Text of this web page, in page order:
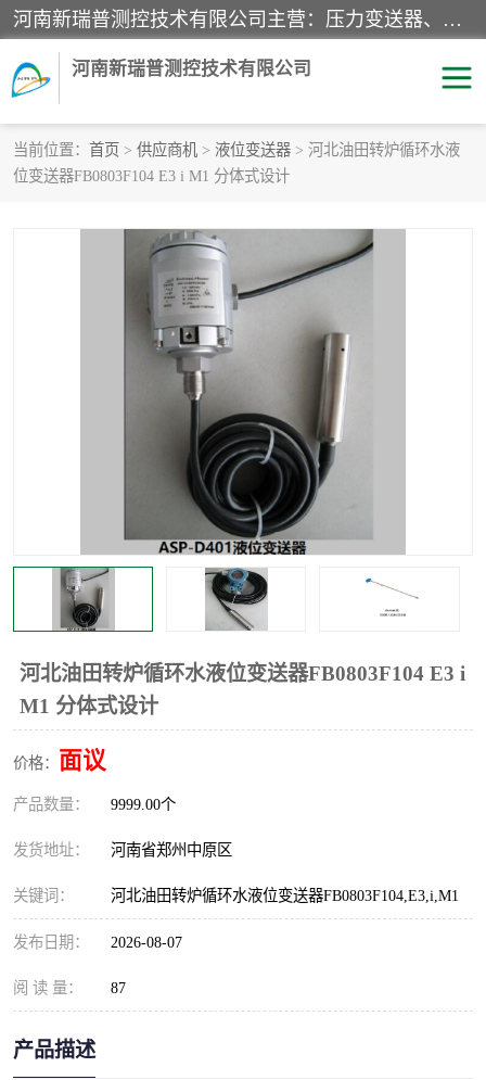
河南新瑞普测控技术有限公司主营：压力变送器、液位变送器、差压变送器、雷达料位计、电容物位计、温度显示控制仪表、电量变送器、流量计、工业自动化系统成套设备。
河南新瑞普测控技术有限公司
当前位置： 首页 > 供应商机 > 液位变送器 > 河北油田转炉循环水液
位变送器FB0803F104 E3 i M1 分体式设计
河北油田转炉循环水液位变送器FB0803F104 E3 i
M1 分体式设计
价格： 面议
产品数量： 9999.00个
发货地址： 河南省郑州中原区
关键词： 河北油田转炉循环水液位变送器FB0803F104,E3,i,M1
发布日期： 2026-08-07
阅 读 量： 87
产品描述
霍尼韦尔压力变送器 CS系列变送器
1151/3351产品分类 精巧型压力变送器
雷达料位计
标准型工业压力变送器 罐旁显示仪
温度传感器变送器
电容物位计
电量变送器
流量计 工业自动化系统成套设备